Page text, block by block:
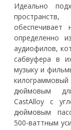
Идеально
обеспечивает
определенно
аудиофилов,
сабвуфера в
музыку и
дюймовым
CastAlloy с
дюймовым
500-ваттным